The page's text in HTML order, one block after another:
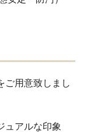
ご用意致しまし
ュアルな印象